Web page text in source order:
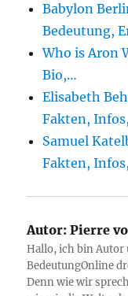
Babylon
Bedeutung,
Who is Aron
Bio,…
Elisabeth
Fakten,
Samuel
Fakten,
Autor: Pierre
Hallo, ich bin Autor
BedeutungOnline
Denn wie wir